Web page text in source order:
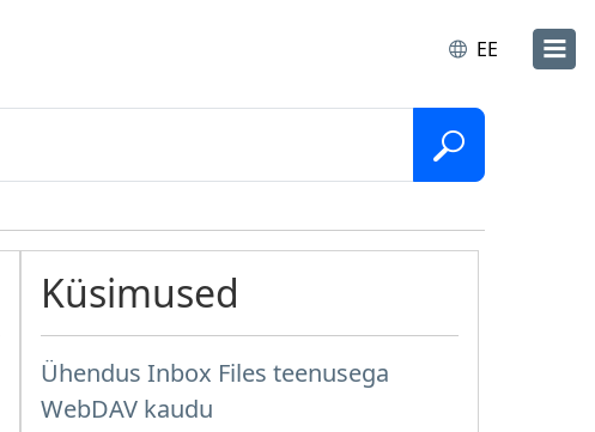
EE
Küsimused
Ühendus Inbox Files teenusega
WebDAV kaudu